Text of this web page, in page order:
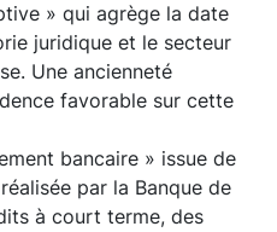
» qui agrège la date
juridique et le secteur
Une ancienneté
favorable sur cette
bancaire » issue de
par la Banque de
à court terme, des